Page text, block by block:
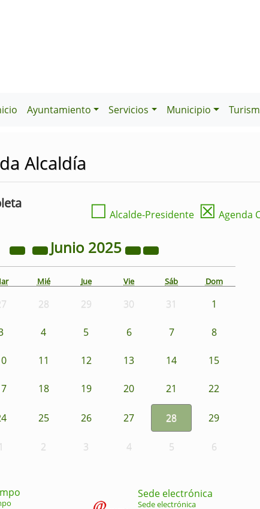
Ayuntamiento Servicios Municipio
Alcaldía
☐ Alcalde-Presidente ☒ Agenda
Junio 2025
Mié Jue Vie Sáb Dom
28 29 30 31 1
4 5 6 7 8
11 12 13 14 15
18 19 20 21 22
25 26 27 28 29
1 2 3 4 5 6
Sede electrónica
Sede electrónica